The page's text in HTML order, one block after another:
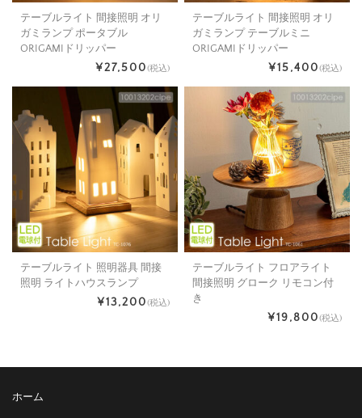
テーブルライト 間接照明 オリ
ガミランプ ポータブル
ORIGAMIドリッパー
¥27,500(税込)
テーブルライト 間接照明 オリ
ガミランプ テーブルミニ
ORIGAMIドリッパー
¥15,400(税込)
テーブルライト 照明器具 間接
照明 ライトハウスランプ
¥13,200(税込)
テーブルライト フロアライト
間接照明 グローク リモコン付
き
¥19,800(税込)
ホーム